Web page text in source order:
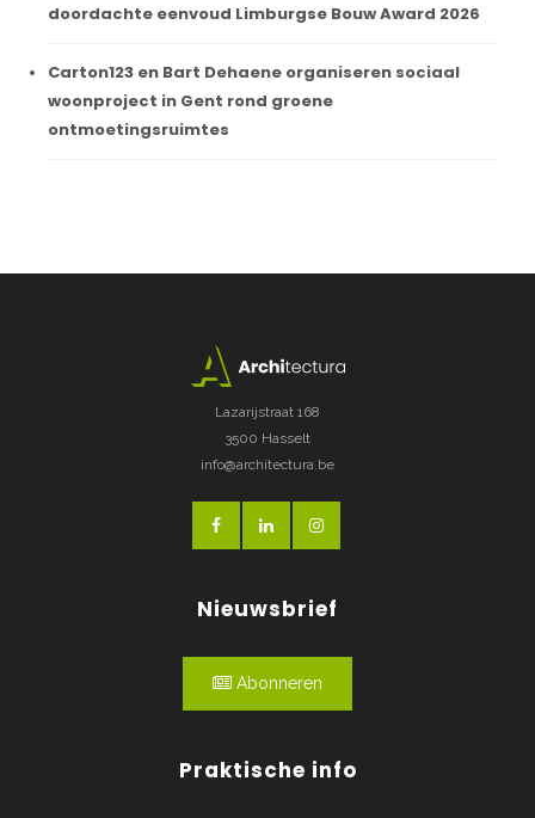
doordachte eenvoud Limburgse Bouw Award 2026
Carton123 en Bart Dehaene organiseren sociaal
woonproject in Gent rond groene
ontmoetingsruimtes
Lazarijstraat 168
3500 Hasselt
info@architectura.be
Nieuwsbrief
Abonneren
Praktische info